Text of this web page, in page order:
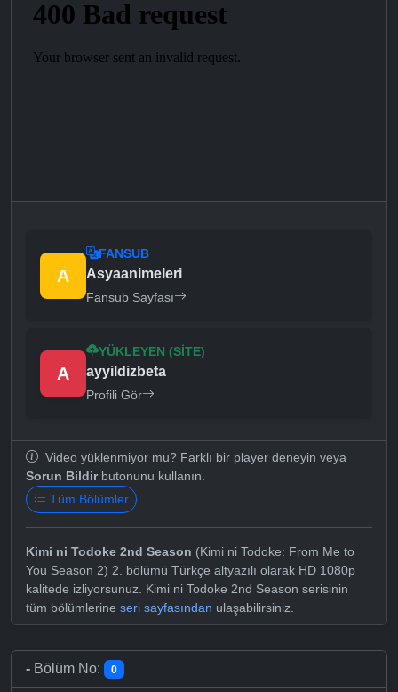
A
FANSUB
Asyaanimeleri
Fansub Sayfası
A
YÜKLEYEN (SITE)
ayyildizbeta
Profili Gör
Video yüklenmiyor mu? Farklı bir player deneyin veya
Sorun Bildirbutonunu kullanın.
Tüm Bölümler
Kimi ni Todoke 2nd Season (Kimi ni Todoke: From Me to
You Season 2) 2. bölümü Türkçe altyazılı olarak HD 1080p
kalitede izliyorsunuz. Kimi ni Todoke 2nd Season serisinin
tüm bölümlerine seri sayfasından ulaşabilirsiniz.
- Bölüm No: 0